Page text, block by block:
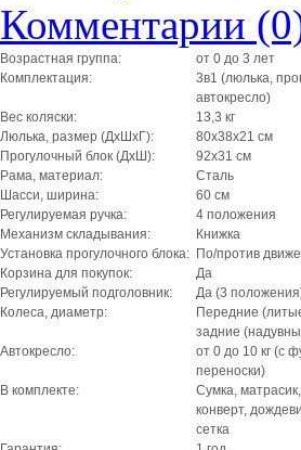
Комментарии
Возрастная группа:
от 0 до 3 лет
Комплектация:
3в1 (люлька,
автокресло)
Вес коляски:
13,3 кг
Люлька, размер (ДxШxГ):
80x38x21 см
Прогулочный блок (ДxШ):
92х31 см
Рама, материал:
Сталь
Шасси, ширина:
60 см
Регулируемая ручка:
4 положения
Механизм складывания:
Книжка
Установка прогулочного блока: По/против
Корзина для покупок:
Да
Регулируемый подголовник:
Да (3
Колеса, диаметр:
Передние
задние
Автокресло:
от 0 до 10 кг (с
переноски)
В комплекте:
Сумка,
конверт,
сетка